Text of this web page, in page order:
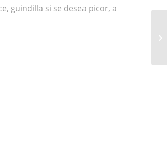
guindilla si se desea picor, a